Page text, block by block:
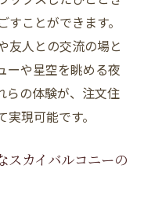
ーの作り方
デザイン
バルコニーデザ
カイバルコニー
カイバルコニー
ことができます。
友人との交流の場と
ーや星空を眺める夜
らの体験が、注文住
現可能です。
スカイバルコニーの